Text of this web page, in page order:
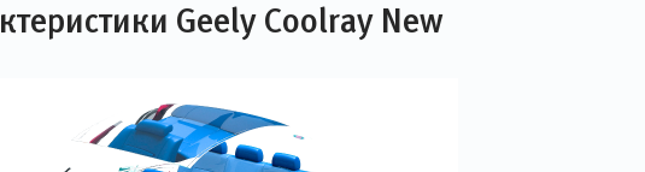
Geely Coolray New